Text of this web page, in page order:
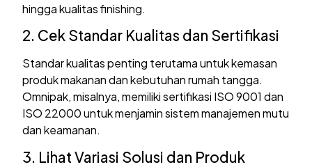
hingga kualitas finishing.
2. Cek Standar Kualitas dan Sertifikasi
Standar kualitas penting terutama untuk kemasan
produk makanan dan kebutuhan rumah tangga.
Omnipak, misalnya, memiliki sertifikasi ISO 9001 dan
ISO 22000 untuk menjamin sistem manajemen mutu
dan keamanan.
3. Lihat Variasi Solusi dan Produk